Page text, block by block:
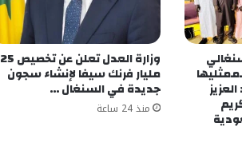
وزارة العدل تعلن عن تخصيص 25
مليار فرنك سيفا لإنشاء سجون
جديدة في السنغال …
منذ 24 ساعة